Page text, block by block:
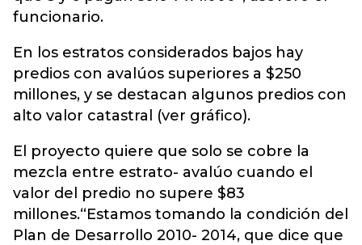
funcionario.
En los estratos considerados bajos hay
predios con avalúos superiores a $250
millones, y se destacan algunos predios con
alto valor catastral (ver gráfico).
El proyecto quiere que solo se cobre la
mezcla entre estrato- avalúo cuando el
valor del predio no supere $83
millones.“Estamos tomando la condición del
Plan de Desarrollo 2010- 2014, que dice que